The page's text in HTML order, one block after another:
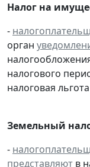
Налог на
-
орган
налогового
налоговая льгота
Земельный
-
представляют в